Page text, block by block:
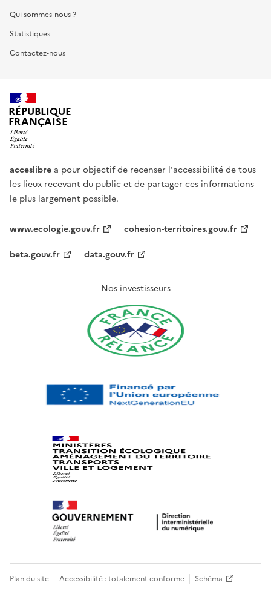
Qui sommes-nous ?
Statistiques
Contactez-nous
RÉPUBLIQUE
FRANÇAISE
acceslibre a pour objectif de recenser l'accessibilité de tous
les lieux recevant du public et de partager ces informations
le plus largement possible.
www.ecologie.gouv.fr
cohesion-territoires.gouv.fr
beta.gouv.fr
data.gouv.fr
Nos investisseurs
Plan du site Accessibilité : totalement conforme Schéma